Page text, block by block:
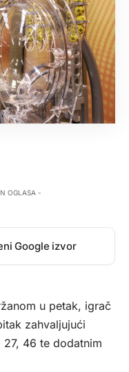
OGLASA -
Google izvor
u petak, igrač
zahvaljujući
27, 46 te dodatnim